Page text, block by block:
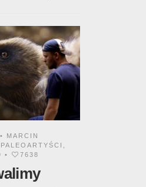
MARCIN
PALEOARTYŚCI
• 7638